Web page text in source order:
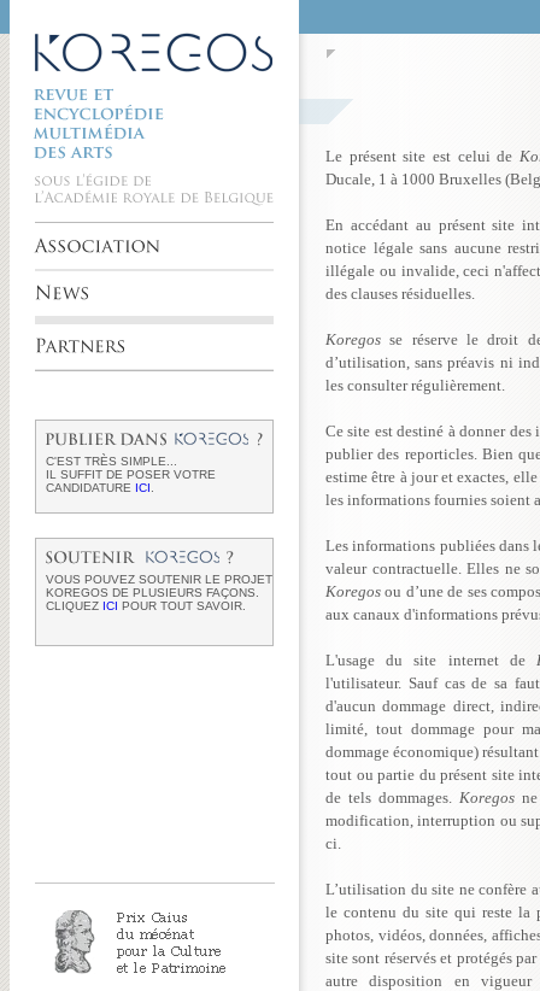
C'EST TRÈS SIMPLE...
IL SUFFIT DE POSER VOTRE
CANDIDATURE ICI
VOUS POUVEZ SOUTENIR LE PROJET
KOREGOS DE PLUSIEURS FAÇONS.
CLIQUEZ ICI POUR TOUT SAVOIR.
Le présent site est celui de
Ducale, 1 à 1000 Bruxelles
En accédant au présent site
notice légale sans aucune
illégale ou invalide, ceci
des clauses résiduelles.
Koregosse réserve le droit
d’utilisation, sans préavis ni
les consulter régulièrement.
Ce site est destiné à donner
publier des reporticles. Bien
estime être à jour et exactes,
les informations fournies soient
Les informations publiées dans
valeur contractuelle. Elles ne
Koregosou d’une de ses
aux canaux d'informations
L'usage du site internet de
l'utilisateur. Sauf cas de sa
d'aucun dommage direct,
limité, tout dommage pour
dommage économique)
tout ou partie du présent site
de tels dommages.Koregos
modification, interruption ou
ci.
L’utilisation du site ne confère
le contenu du site qui reste la
photos, vidéos, données,
site sont réservés et protégés
autre disposition en